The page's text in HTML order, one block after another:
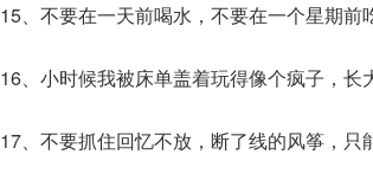
15、不要在一天前喝水，不要在一个星期前
16、小时候我被床单盖着玩得像个疯子，长
17、不要抓住回忆不放，断了线的风筝，只